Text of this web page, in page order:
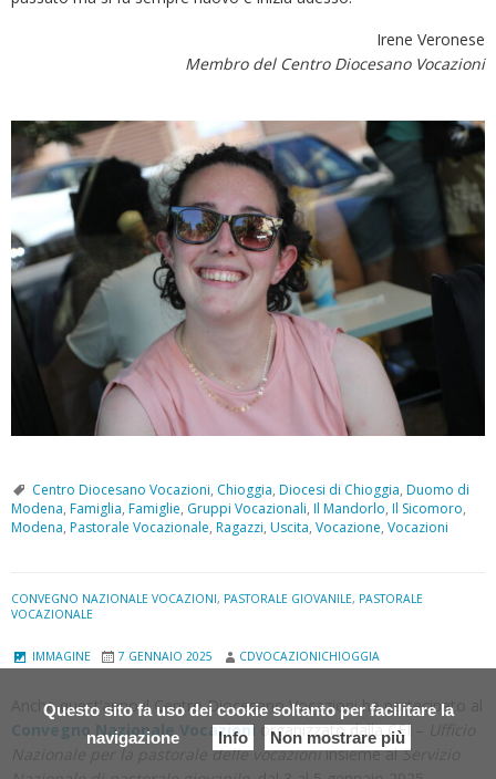
Questo sito fa uso dei cookie soltanto per facilitare la
navigazione
Info Non mostrare più
Irene Veronese
Membro del Centro Diocesano Vocazioni
Centro Diocesano Vocazioni, Chioggia, Diocesi di Chioggia, Duomo di
Modena, Famiglia, Famiglie, Gruppi Vocazionali, Il Mandorlo, Il Sicomoro,
Modena, Pastorale Vocazionale, Ragazzi, Uscita, Vocazione, Vocazioni
CONVEGNO NAZIONALE VOCAZIONI, PASTORALE GIOVANILE, PASTORALE
VOCAZIONALE
IMMAGINE 7 GENNAIO 2025 CDVOCAZIONICHIOGGIA
Anche quest’anno il Centro Diocesano Vocazioni ha partecipato al
Convegno Nazionale Vocazioni organizzato dalla CEI –
Nazionale per la pastorale delle vocazioniinsieme alServizio